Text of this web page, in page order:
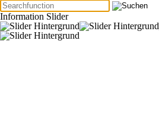
Information Slider